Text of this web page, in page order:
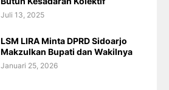
Juli 13, 2025
LSM LIRA Minta DPRD Sidoarjo
Makzulkan Bupati dan Wakilnya
Januari 25, 2026